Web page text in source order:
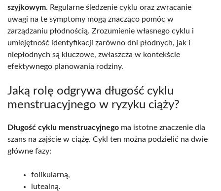
szyjkowym. Regularne śledzenie cyklu oraz zwracanie
uwagi na te symptomy mogą znacząco pomóc w
zarządzaniu płodnością. Zrozumienie własnego cyklu i
umiejętność identyfikacji zarówno dni płodnych, jak i
niepłodnych są kluczowe, zwłaszcza w kontekście
efektywnego planowania rodziny.
Jaką rolę odgrywa długość cyklu
menstruacyjnego w ryzyku ciąży?
Długość cyklu menstruacyjnego ma istotne znaczenie dla
szans na zajście w ciążę. Cykl ten można podzielić na dwie
główne fazy:
folikularną,
lutealną.